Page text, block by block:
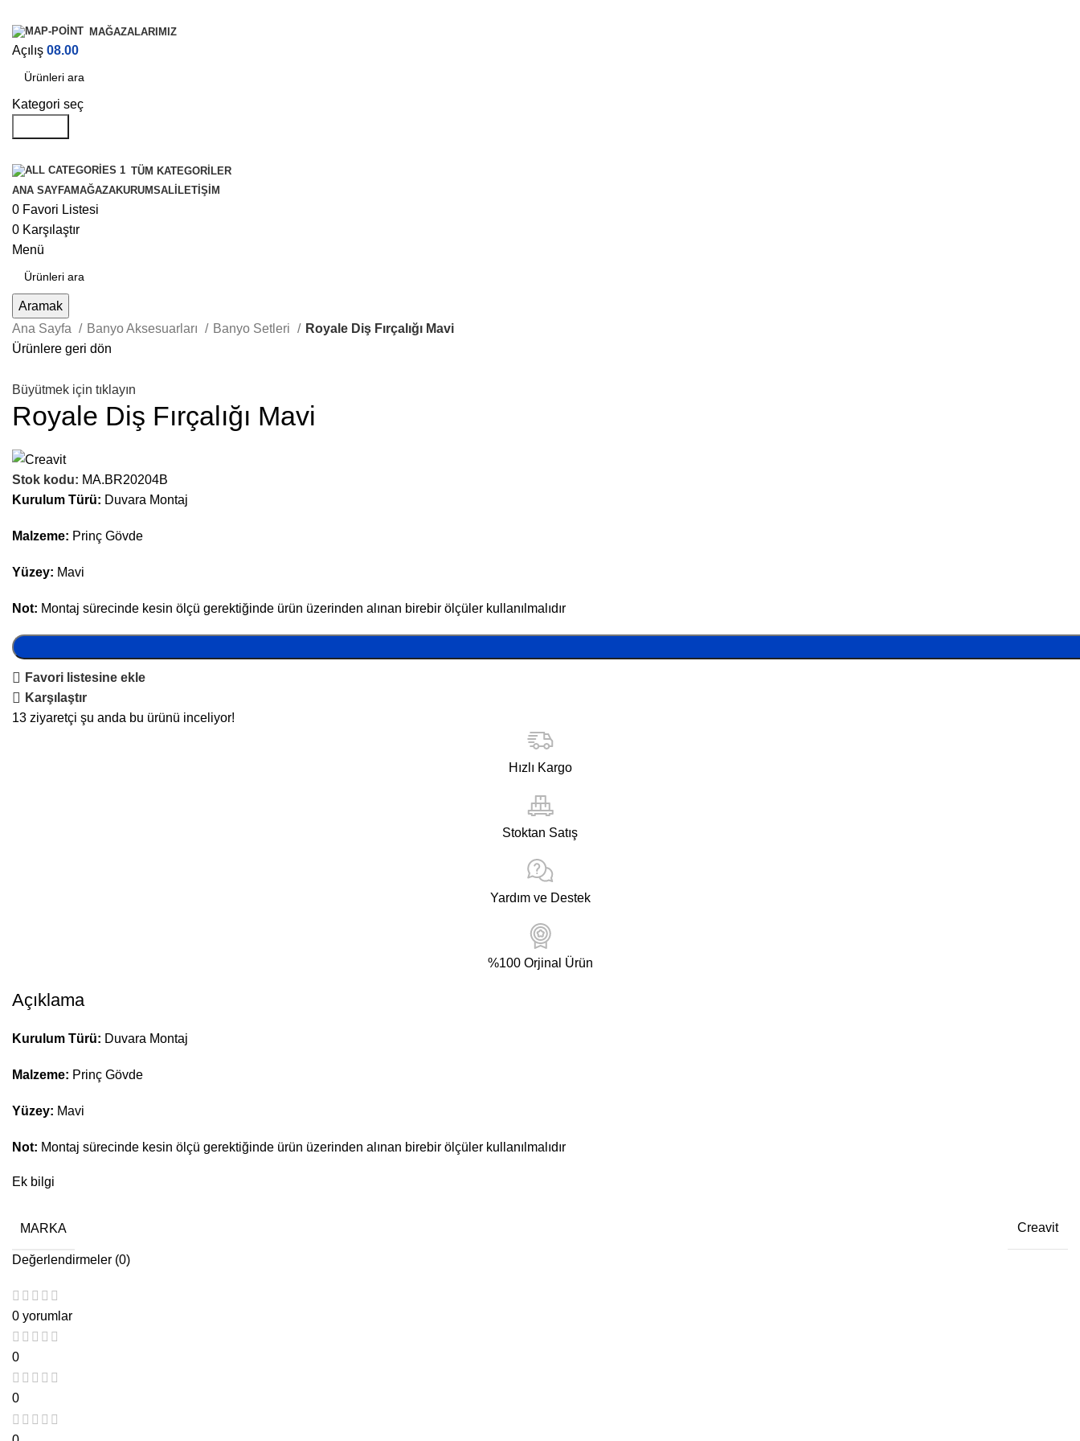
MAĞAZALARIMIZ
Açılış 08.00
Kategori seç
TÜM KATEGORILER
ANA SAYFAMAĞAZAKURUMSAL İLETIŞIM
0 Favori Listesi
0 Karşılaştır
Menü
Aramak
Ana Sayfa
Banyo Aksesuarları Banyo Setleri
Royale Diş Fırçalığı Mavi
Ürünlere geri dön
Büyütmek için tıklayın
Royale Diş Fırçalığı Mavi
Stok kodu: MA.BR20204B
Kurulum Türü: Duvara Montaj
Malzeme: Prinç Gövde
Yüzey: Mavi
Not: Montaj sürecinde kesin ölçü gerektiğinde ürün üzerinden alınan birebir ölçüler kullanılmalıdır
Favori listesine ekle
Karşılaştır
13 ziyaretçi şu anda bu ürünü inceliyor!
Hızlı Kargo
Stoktan Satış
Yardım ve Destek
%100 Orjinal Ürün
Açıklama
Kurulum Türü: Duvara Montaj
Malzeme: Prinç Gövde
Yüzey: Mavi
Not: Montaj sürecinde kesin ölçü gerektiğinde ürün üzerinden alınan birebir ölçüler kullanılmalıdır
Ek bilgi
MARKA Creavit
Değerlendirmeler (0)
0 yorumlar
0
0